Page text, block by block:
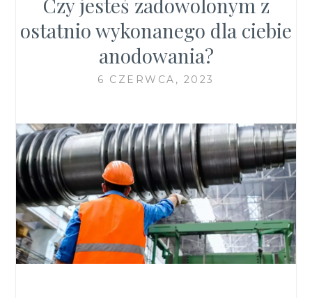
Czy jesteś zadowolonym z
ostatnio wykonanego dla ciebie
anodowania?
6 CZERWCA, 2023